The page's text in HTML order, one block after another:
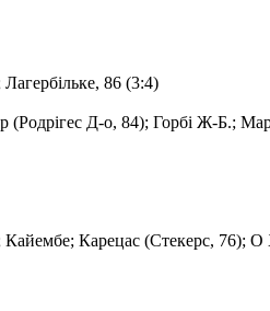
86 (3:4)
(Родрігес Д-о, 84); Горбі Ж-Б.;
Карецас (Стекерс, 76);